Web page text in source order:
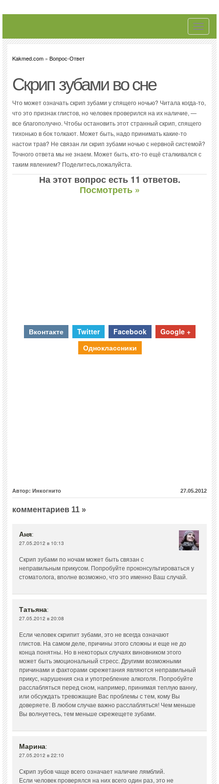
Toggle
Kakmed.com » Вопрос-Ответ
Скрип зубами во сне
Что может означать скрип зубами у спящего ночью? Читала когда-то,
что это признак глистов, но человек проверился на их наличие, —
все благополучно. Чтобы остановить этот странный скрип, спящего
тихонько в бок толкают. Может быть, надо принимать какие-то
настои трав? Не связан ли скрип зубами ночью с нервной системой?
Точного ответа мы не знаем. Может быть, кто-то ещё сталкивался с
таким явлением? Поделитесь,пожалуйста.
На этот вопрос есть 11 ответов.
Посмотреть »
Вконтакте Twitter Facebook
Google +
Одноклассники
Автор: Инкогнито 27.05.2012
комментариев 11 »
Аня:
27.05.2012 в 10:13
Скрип зубами по ночам может быть связан с
неправильным прикусом. Попробуйте проконсультироваться у
стоматолога, вполне возможно, что это именно Ваш случай.
Татьяна:
27.05.2012 в 20:08
Если человек скрипит зубами, это не всегда означают
глистов. На самом деле, причины этого сложны и еще не до
конца понятны. Но в некоторых случаях виновником этого
может быть эмоциональный стресс. Другими возможными
причинами и факторами скрежетания являются неправильный
прикус, нарушения сна и употребление алкоголя. Попробуйте
расслабляться перед сном, например, принимая теплую ванну,
или обсуждать тревожащие Вас проблемы с тем, кому Вы
доверяете. В любом случае важно расслабляться! Чем меньше
Вы волнуетесь, тем меньше скрежещете зубами.
Марина:
27.05.2012 в 22:10
Скрип зубов чаще всего означает наличие лямблий.
Если человек проверялся на них всего один раз, это не